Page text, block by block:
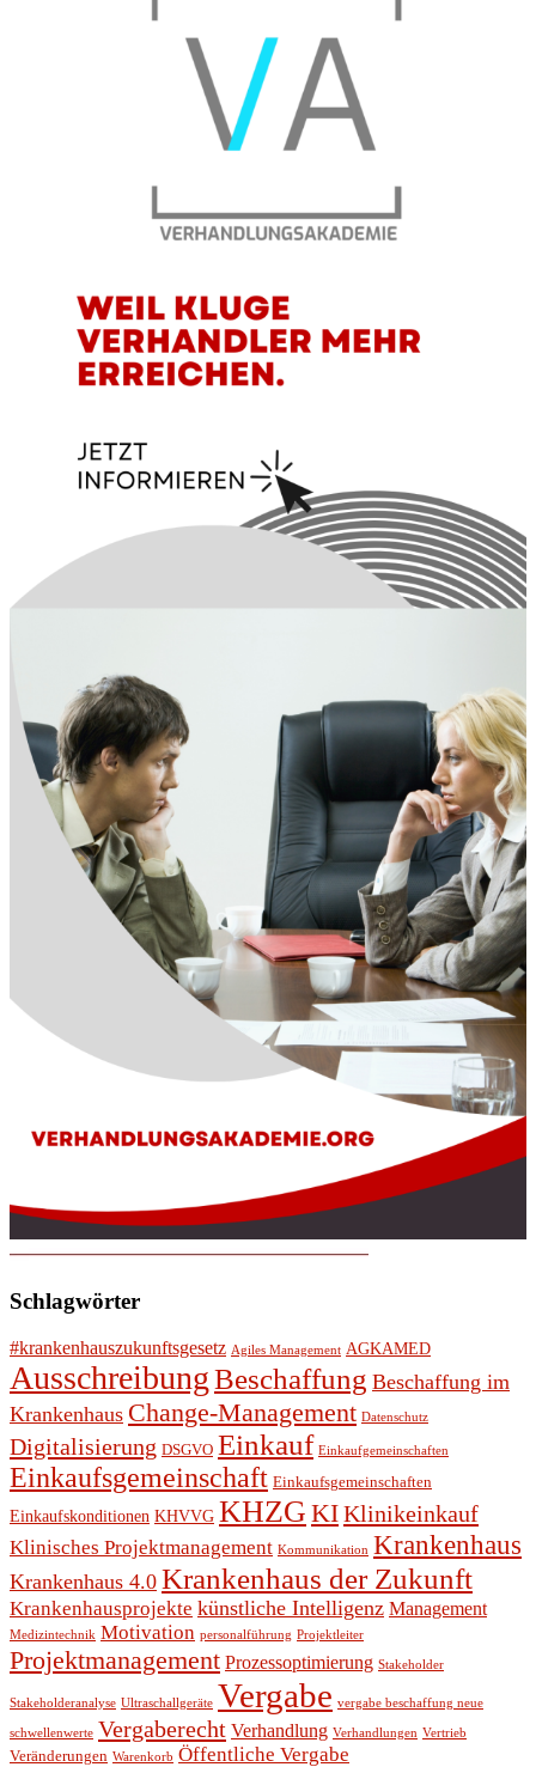
Schlagwörter
#krankenhauszukunftsgesetz Agiles Management AGKAMED
AusschreibungBeschaffung Beschaffung im
Krankenhaus Change-Management Datenschutz
Digitalisierung DSGVO Einkauf Einkaufgemeinschaften
Einkaufsgemeinschaft Einkaufsgemeinschaften
Einkaufskonditionen KHVVG KHZG KIKlinikeinkauf
Klinisches Projektmanagement Kommunikation Krankenhaus
Krankenhaus 4.0 Krankenhaus der Zukunft
Krankenhausprojekte künstliche Intelligenz Management
Medizintechnik Motivation personalführung Projektleiter
Projektmanagement Prozessoptimierung Stakeholder
Stakeholderanalyse Ultraschallgeräte Vergabe vergabe beschaffung neue
schwellenwerte Vergaberecht Verhandlung Verhandlungen Vertrieb
Veränderungen Warenkorb Öffentliche Vergabe